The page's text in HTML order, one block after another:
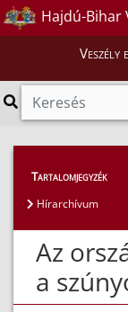
Hajdú-Bihar
Veszély
Híreink > Hírek
Tartalomjegyzék
Hírarchívum
Az
a